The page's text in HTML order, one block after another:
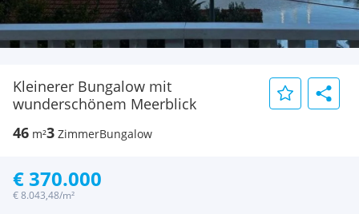
Kleinerer Bungalow mit
wunderschönem Meerblick
46 m²3 ZimmerBungalow
€ 370.000
€ 8.043,48/m²